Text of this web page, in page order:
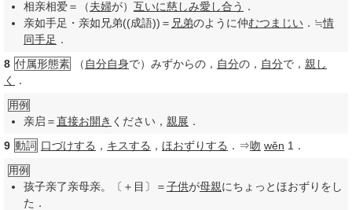
相亲相爱＝（夫婦が） 互いに慈しみ愛し合う ．
亲如手足・亲如兄弟((成語))＝ 兄弟のように仲むつまじい ．≒情
同手足 ．
8 付属形態素 （ 自分自身で）みずからの， 自分の， 自分で， 親し
く
．
用例
亲启＝直接お開き ください， 親展 ．
9 動詞 口づけする ， キスする ， ほおずりする ．⇒吻 wěn 1．
用例
孩子亲了亲母亲。〔＋目〕＝子供が母親にちょっとほおずりをし
た．